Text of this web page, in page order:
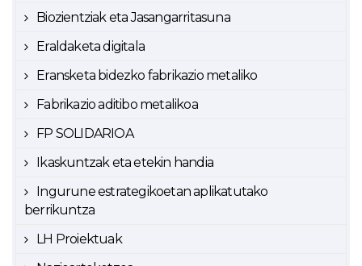
Biozientziak eta Jasangarritasuna
Eraldaketa digitala
Eransketa bidezko fabrikazio metaliko
Fabrikazio aditibo metalikoa
FP SOLIDARIOA
Ikaskuntzak eta etekin handia
Ingurune estrategikoetan aplikatutako
berrikuntza
LH Proiektuak